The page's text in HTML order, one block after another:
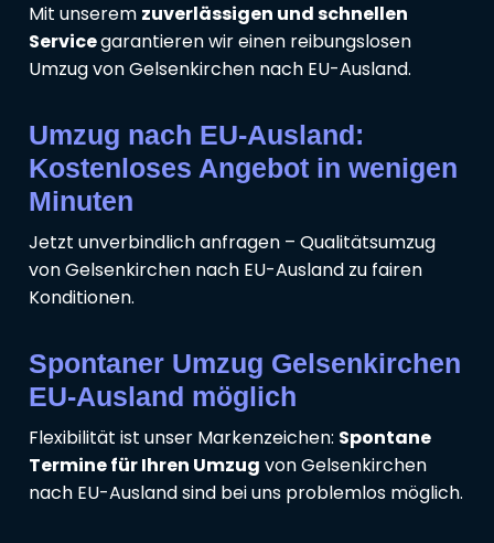
Mit unserem zuverlässigen und schnellen
Servicegarantieren wir einen reibungslosen
Umzug von Gelsenkirchen nach EU-Ausland.
Umzug nach EU-Ausland:
Kostenloses Angebot in wenigen
Minuten
Jetzt unverbindlich anfragen – Qualitätsumzug
von Gelsenkirchen nach EU-Ausland zu fairen
Konditionen.
Spontaner Umzug Gelsenkirchen
EU-Ausland möglich
Flexibilität ist unser Markenzeichen: Spontane
Termine für Ihren Umzug von Gelsenkirchen
nach EU-Ausland sind bei uns problemlos möglich.